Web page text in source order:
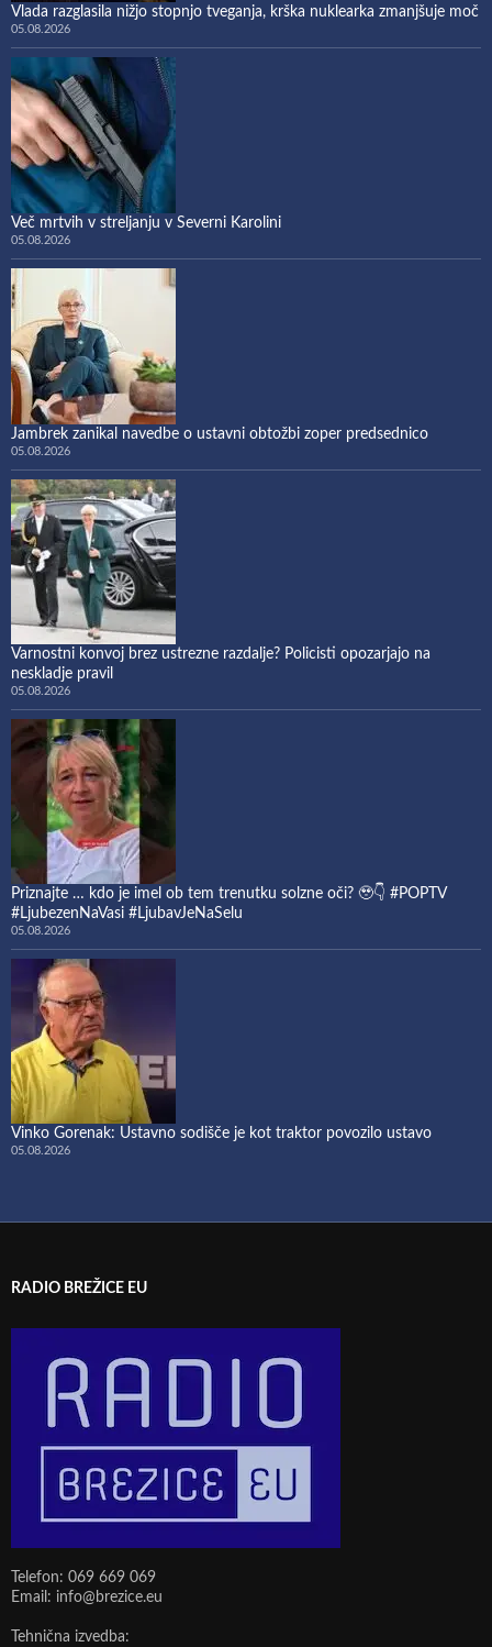
Vlada razglasila nižjo stopnjo tveganja, krška nuklearka zmanjšuje moč
05.08.2026
Več mrtvih v streljanju v Severni Karolini
05.08.2026
Jambrek zanikal navedbe o ustavni obtožbi zoper predsednico
05.08.2026
Varnostni konvoj brez ustrezne razdalje? Policisti opozarjajo na
neskladje pravil
05.08.2026
Priznajte … kdo je imel ob tem trenutku solzne oči? 🥹👇 #POPTV
#LjubezenNaVasi #LjubavJeNaSelu
05.08.2026
Vinko Gorenak: Ustavno sodišče je kot traktor povozilo ustavo
05.08.2026
RADIO BREŽICE EU
Telefon: 069 669 069
Email: info@brezice.eu
Tehnična izvedba: